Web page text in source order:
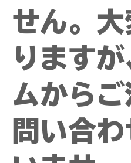
せん。
ります
ムから
問い合